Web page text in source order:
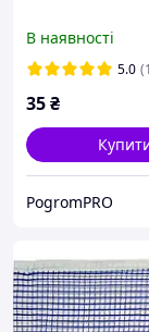
В наявності
5.0
35₴
PogromPRO